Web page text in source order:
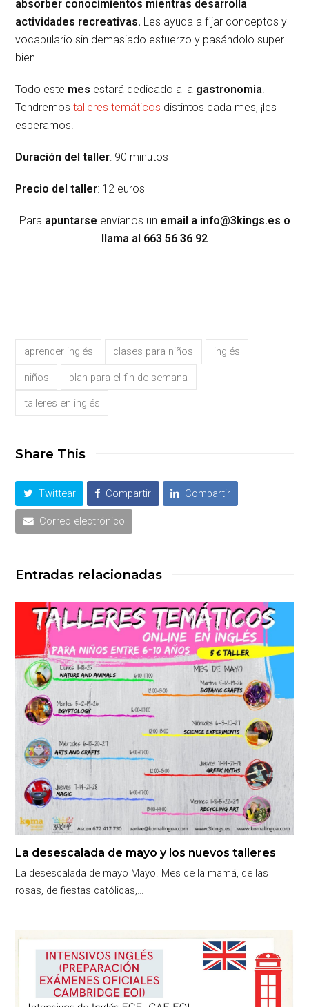
absorber conocimientos mientras desarrolla
actividades recreativas. Les ayuda a fijar conceptos y
vocabulario sin demasiado esfuerzo y pasándolo super
bien.
Todo este mes estará dedicado a la gastronomia
Tendremostalleres temáticos distintos cada mes, ¡les
esperamos!
Duración del taller: 90 minutos
Precio del taller: 12 euros
Para apuntarse envíanos un email a info@3kings.es o
llama al 663 56 36 92
aprender inglés clases para niños inglés
niños plan para el fin de semana
talleres en inglés
Share This
Twittear Compartir Compartir
Correo electrónico
Entradas relacionadas
La desescalada de mayo y los nuevos talleres
La desescalada de mayo Mayo. Mes de la mamá, de las
rosas, de fiestas católicas,…